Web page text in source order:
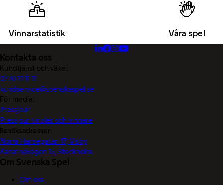
Vinnarstatistik Våra spel
Kontakta oss
Kundtjänst och växel:
0770-11 11 11
kundservice@svenskaspel.se
För media:
Pressjour
Pressjour vinster och vinnare
Besöksadresser:
Norra Hansegatan 17, Visby
Katarinavägen 15, Stockholm
Om Svenska Spel
Om oss